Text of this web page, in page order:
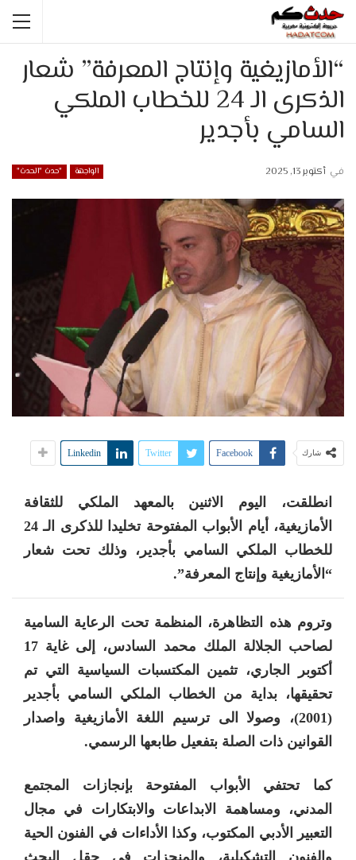
“الأمازيغية وإنتاج المعرفة” شعار
الذكرى الـ 24 للخطاب الملكي
السامي بأجدير
الواجهة "حدث "الحدث" في أكتوبر 13, 2025
شارك Facebook
Twitter
Linkedin
انطلقت، اليوم الاثنين بالمعهد الملكي للثقافة
الأمازيغية، أيام الأبواب المفتوحة تخليدا للذكرى الـ 24
للخطاب الملكي السامي بأجدير، وذلك تحت شعار
“الأمازيغية وإنتاج المعرفة”.
وتروم هذه التظاهرة، المنظمة تحت الرعاية السامية
لصاحب الجلالة الملك محمد السادس، إلى غاية 17
أكتوبر الجاري، تثمين المكتسبات السياسية التي تم
تحقيقها، بداية من الخطاب الملكي السامي بأجدير
(2001)، وصولا الى ترسيم اللغة الأمازيغية واصدار
القوانين ذات الصلة بتفعيل طابعها الرسمي.
كما تحتفي الأبواب المفتوحة بإنجازات المجتمع
المدني، ومساهمة الابداعات والابتكارات في مجال
التعبير الأدبي المكتوب، وكذا الأداءات في الفنون الحية
والفنون التشكيلية، والمنجزات في حقل البحث